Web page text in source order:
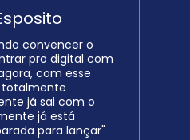
convencer o
pro digital com
com esse
totalmente
já sai com o
já está
para lançar"